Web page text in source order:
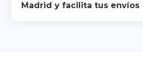
Madrid y facilita tus envíos